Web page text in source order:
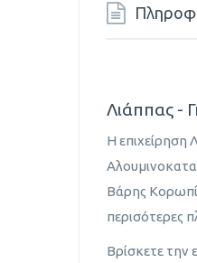
Λιάππας -
Η επιχείρηση
Βάρης
περισότερες
Βρίσκετε την